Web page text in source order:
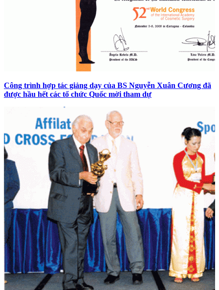
Công trình hợp tác giảng dạy của BS Nguyễn Xuân Cương đã
được hầu hết các tổ chức Quốc mời tham dự